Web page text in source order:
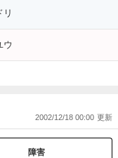
リ
ウ
2002/12/18 00:00
障害